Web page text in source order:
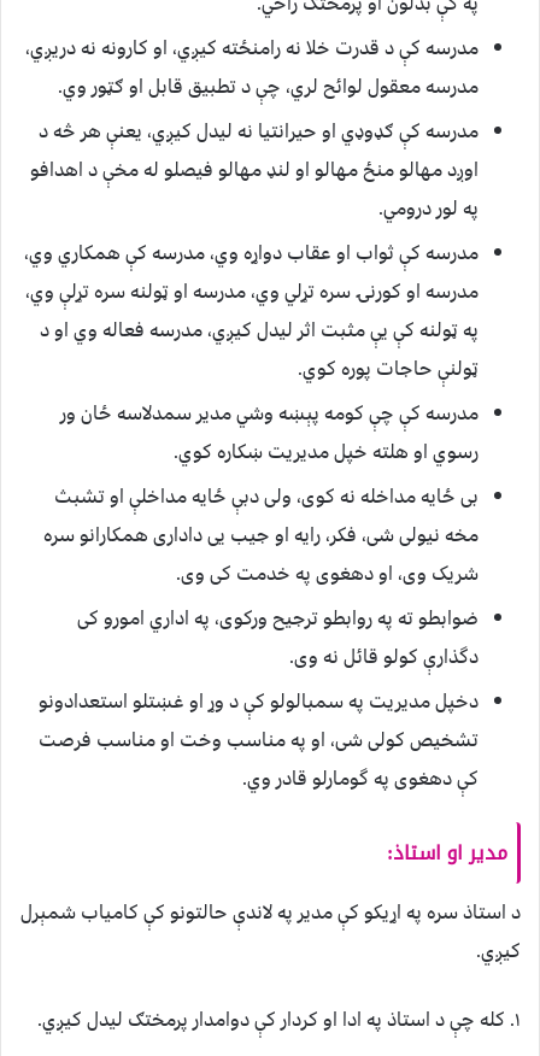
مدرسه کې د قدرت خلا نه رامنځته کيږي، او کارونه نه دريږي،
مدرسه معقول لوائح لري، چې د تطبيق قابل او ګټور وي.
مدرسه کې ګډوډي او حيرانتيا نه ليدل کيږي، يعنې هر څه د
اوږد مهالو منځ مهالو او لنډ مهالو فيصلو له مخې د اهدافو
په لور درومي.
مدرسه کې ثواب او عقاب دواړه وي، مدرسه کې همکاري وي،
مدرسه او کورنۍ سره تړلي وي، مدرسه او ټولنه سره تړلې وي،
په ټولنه کې يې مثبت اثر ليدل کيږي، مدرسه فعاله وي او د
ټولنې حاجات پوره کوي.
مدرسه کې چې کومه پېښه وشي مدير سمدلاسه ځان ور
رسوي او هلته خپل مديريت ښکاره کوي.
بی ځایه مداخله نه کوی، ولی دبې ځایه مداخلې او تشبث
مخه نیولی شی، فکر، رایه او جیب یی داداری همکارانو سره
شریک وی، او دهغوی په خدمت کی وی.
ضوابطو ته په روابطو ترجیح ورکوی، په اداري امورو کی
دگذارې کولو قائل نه وی.
دخپل مدیریت په سمبالولو کې د وړ او غښتلو استعدادونو
تشخیص کولی شی، او په مناسب وخت او مناسب فرصت
کې دهغوی په گومارلو قادر وي.
مدير او استاذ:
د استاذ سره په اړیکو کې مدير په لاندې حالتونو کې کامياب شمېرل
کيږي.
۱. کله چې د استاذ په ادا او کردار کې دوامدار پرمختګ ليدل کیږي.